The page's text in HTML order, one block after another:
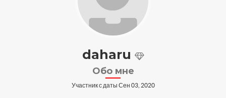
daharu
Обо мне
Участник с даты Сен 03, 2020